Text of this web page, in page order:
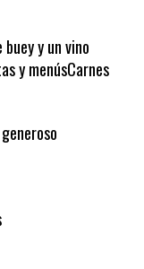
y un vino
y menúsCarnes